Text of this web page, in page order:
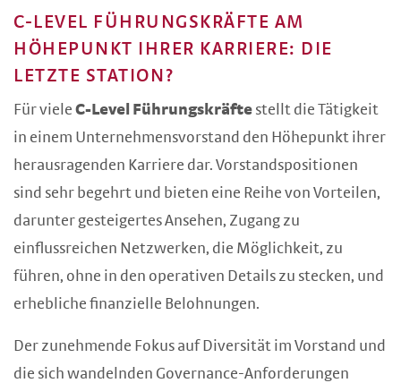
C-LEVEL FÜHRUNGSKRÄFTE AM
HÖHEPUNKT IHRER KARRIERE: DIE
LETZTE STATION?
Für viele C-Level Führungskräfte stellt die Tätigkeit
in einem Unternehmensvorstand den Höhepunkt ihrer
herausragenden Karriere dar. Vorstandspositionen
sind sehr begehrt und bieten eine Reihe von Vorteilen,
darunter gesteigertes Ansehen, Zugang zu
einflussreichen Netzwerken, die Möglichkeit, zu
führen, ohne in den operativen Details zu stecken, und
erhebliche finanzielle Belohnungen.
Der zunehmende Fokus auf Diversität im Vorstand und
die sich wandelnden Governance-Anforderungen